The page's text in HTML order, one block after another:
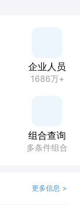
企业人员
1686万+
组合查询
多条件组合
更多信息 >